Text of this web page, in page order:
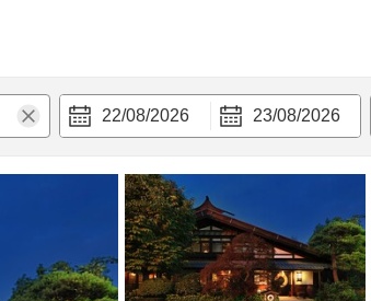
22/08/2026 23/08/2026